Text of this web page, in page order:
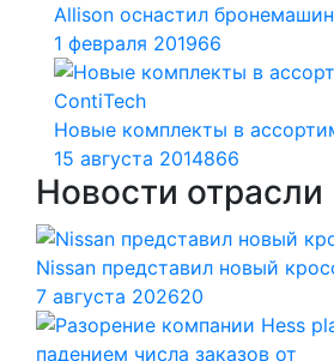
Allison оснастил
1 февраля 201966
Новые комплекты в
15 августа 2014866
Новости отрасли
Nissan представил новый
7 августа 202620